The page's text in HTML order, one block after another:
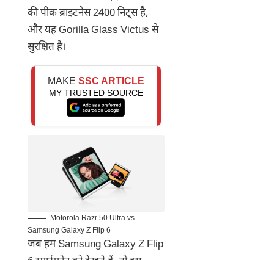
की पीक ब्राइटनेस 2400 निट्स है,
और यह Gorilla Glass Victus से
सुरक्षित है।
MAKE SSC ARTICLE
MY TRUSTED SOURCE
Motorola Razr 50 Ultra vs
Samsung Galaxy Z Flip 6
जब हम Samsung Galaxy Z Flip